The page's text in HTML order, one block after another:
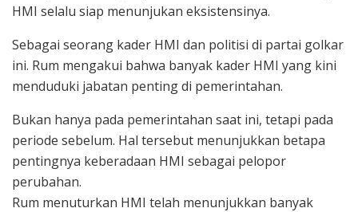
HMI selalu siap menunjukan eksistensinya.
Sebagai seorang kader HMI dan politisi di partai golkar
ini. Rum mengakui bahwa banyak kader HMI yang kini
menduduki jabatan penting di pemerintahan.
Bukan hanya pada pemerintahan saat ini, tetapi pada
periode sebelum. Hal tersebut menunjukkan betapa
pentingnya keberadaan HMI sebagai pelopor
perubahan.
Rum menuturkan HMI telah menunjukkan banyak